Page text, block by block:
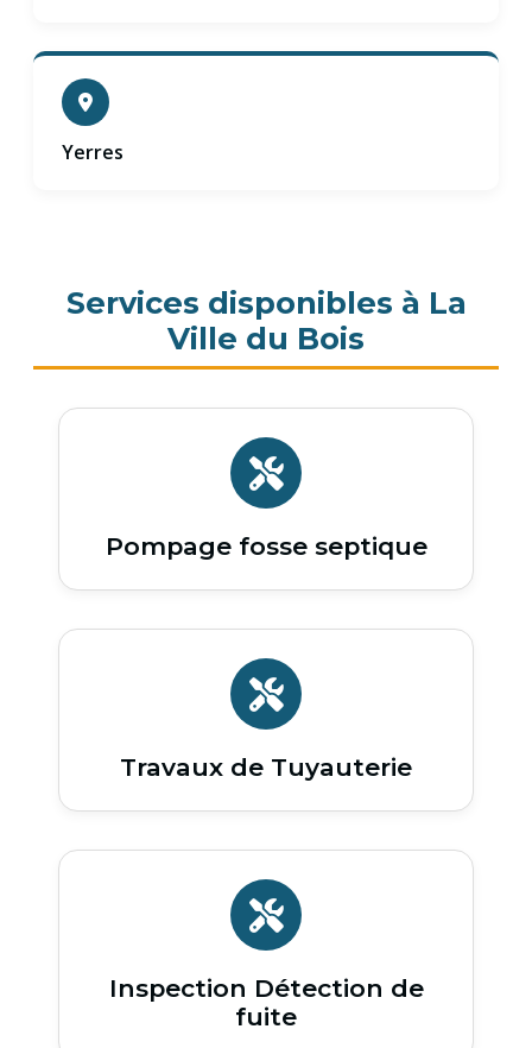
Yerres
Services disponibles à La
Ville du Bois
Pompage fosse septique
Travaux de Tuyauterie
Inspection Détection de
fuite